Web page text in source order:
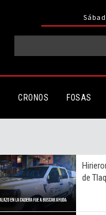
CRONOS FOSAS
de